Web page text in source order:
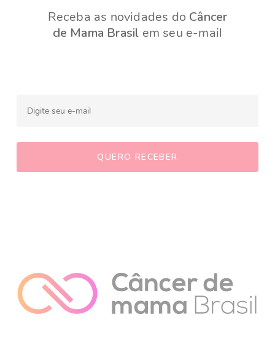
Receba as novidades do Câncer
de Mama Brasil em seu e-mail